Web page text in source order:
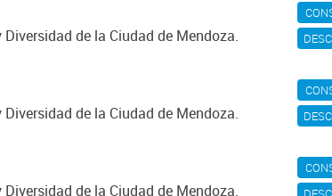
de la Ciudad de Mendoza.
de la Ciudad de Mendoza.
de la Ciudad de Mendoza.